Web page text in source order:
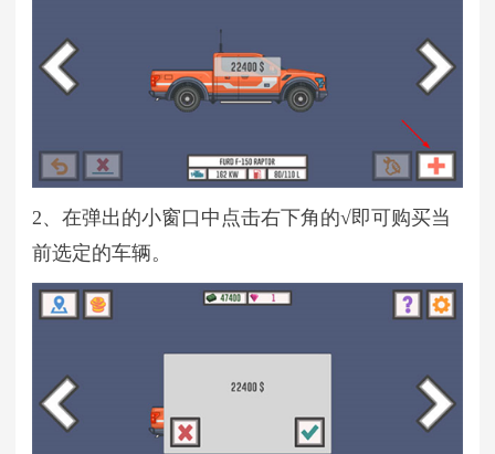
2、在弹出的小窗口中点击右下角的√即可购买当
前选定的车辆。